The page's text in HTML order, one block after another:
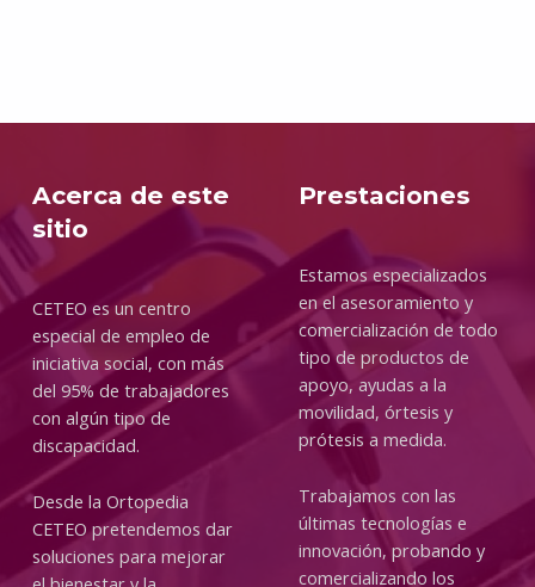
Acerca de este
sitio
CETEO es un centro
especial de empleo de
iniciativa social, con más
del 95% de trabajadores
con algún tipo de
discapacidad.
Desde la Ortopedia
CETEO pretendemos dar
soluciones para mejorar
Prestaciones
Estamos especializados
en el asesoramiento y
comercialización de todo
tipo de productos de
apoyo, ayudas a la
movilidad, órtesis y
prótesis a medida.
Trabajamos con las
últimas tecnologías e
innovación, probando y
comercializando los